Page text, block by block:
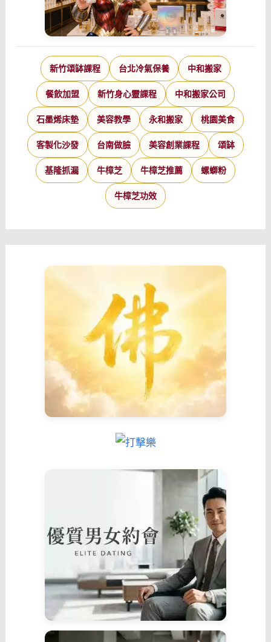
新竹頌缽課程 台北冷氣保養 中和搬家
餐飲加盟 新竹身心靈課程 中和搬家公司
石墨烯床墊 美容教學 永和搬家 桃園美食
客製化沙發 台南做臉 美容創業課程 頌缽
基隆抓漏 牛樟芝 牛樟芝推薦 螺螄粉
牛樟芝功效